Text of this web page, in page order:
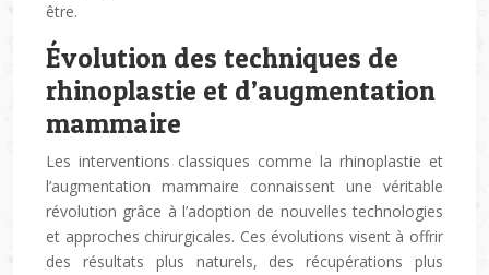
être.
Évolution des techniques de
rhinoplastie et d’augmentation
mammaire
Les interventions classiques comme la rhinoplastie et
l’augmentation mammaire connaissent une véritable
révolution grâce à l’adoption de nouvelles technologies
et approches chirurgicales. Ces évolutions visent à offrir
des résultats plus naturels, des récupérations plus